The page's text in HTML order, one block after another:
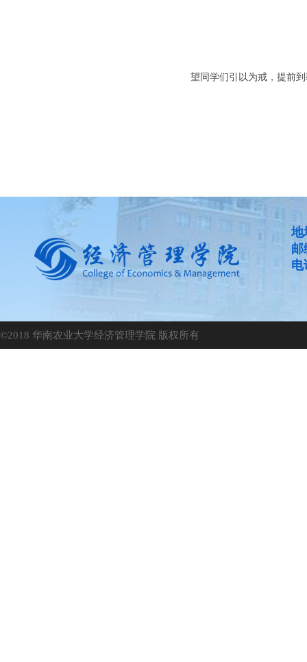
望同学们引以为戒，提前
地
邮
电
©2018 华南农业大学经济管理学院 版权所有